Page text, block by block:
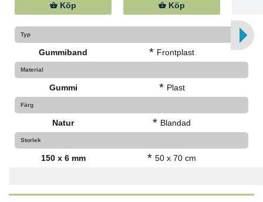
Köp Köp
Typ
Gummiband * Frontplast
Material
Gummi * Plast
Färg
Natur * Blandad
Storlek
150 x 6 mm * 50 x 70 cm